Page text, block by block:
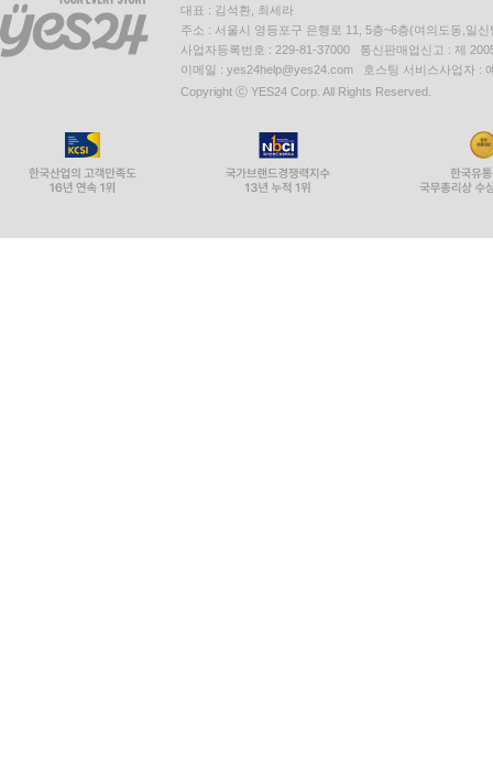
대표 : 김석환, 최세라
주소 : 서울시 영등포구 은행로 11, 5층~6층(여의도동,일신
사업자등록번호 : 229-81-37000 통신판매업신고 : 제
이메일 : yes24help@yes24.com 호스팅 서비스사업자 :
Copyright ⓒ YES24 Corp. All Rights Reserved.